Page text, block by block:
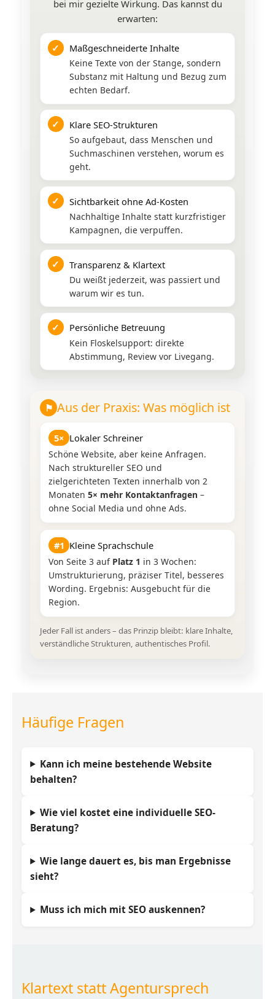
bei mir gezielte Wirkung. Das kannst du
erwarten:
✓ Maßgeschneiderte Inhalte
Keine Texte von der Stange, sondern
Substanz mit Haltung und Bezug zum
echten Bedarf.
✓ Klare SEO-Strukturen
So aufgebaut, dass Menschen und
Suchmaschinen verstehen, worum es
geht.
✓ Sichtbarkeit ohne Ad-Kosten
Nachhaltige Inhalte statt kurzfristiger
Kampagnen, die verpuffen.
✓ Transparenz & Klartext
Du weißt jederzeit, was passiert und
warum wir es tun.
✓ Persönliche Betreuung
Kein Floskelsupport: direkte
Abstimmung, Review vor Livegang.
⚑ Aus der Praxis: Was möglich ist
5× Lokaler Schreiner
Schöne Website, aber keine Anfragen.
Nach struktureller SEO und
zielgerichteten Texten innerhalb von 2
Monaten5× mehr Kontaktanfragen –
ohne Social Media und ohne Ads.
#1 Kleine Sprachschule
Von Seite 3 auf Platz 1 in 3 Wochen:
Umstrukturierung, präziser Titel, besseres
Wording. Ergebnis: Ausgebucht für die
Region.
Jeder Fall ist anders – das Prinzip bleibt: klare Inhalte,
verständliche Strukturen, authentisches Profil.
Häufige Fragen
Kann ich meine bestehende Website
behalten?
Wie viel kostet eine individuelle SEO-
Beratung?
Wie lange dauert es, bis man Ergebnisse
sieht?
Muss ich mich mit SEO auskennen?
Klartext statt Agentursprech